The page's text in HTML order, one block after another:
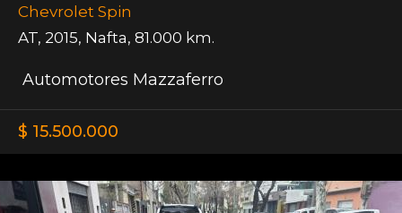
Chevrolet Spin
AT, 2015, Nafta, 81.000 km.
Automotores Mazzaferro
$ 15.500.000